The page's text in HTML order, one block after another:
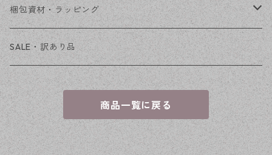
穴あき
穴なし
梱包資材・ラッピング
発送ボックス
アクセサリー台紙
OPP袋
SALE・訳あり品
商品一覧に戻る